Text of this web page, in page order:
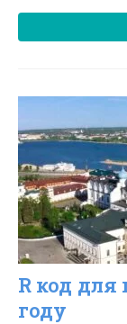
R код для
году